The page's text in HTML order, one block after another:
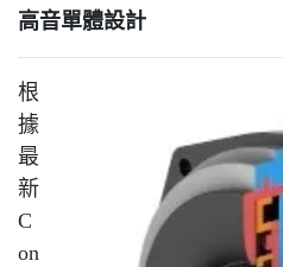
高音單體設計
根
據
最
新
C
on